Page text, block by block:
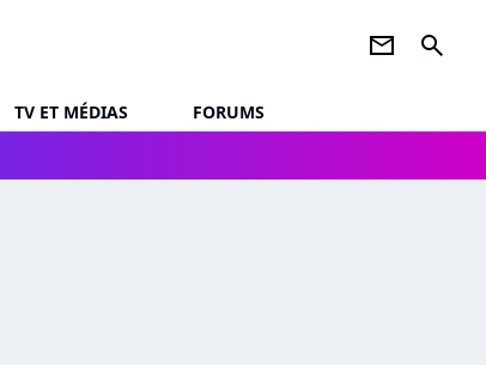
newsletter search
TV ET MÉDIAS
FORUMS